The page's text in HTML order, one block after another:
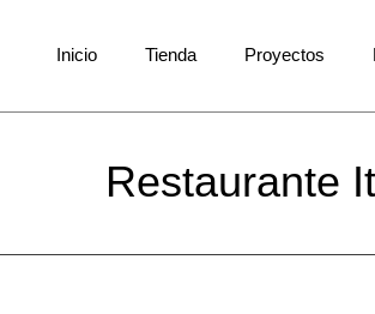
Inicio Tienda Proyectos
Restaurante